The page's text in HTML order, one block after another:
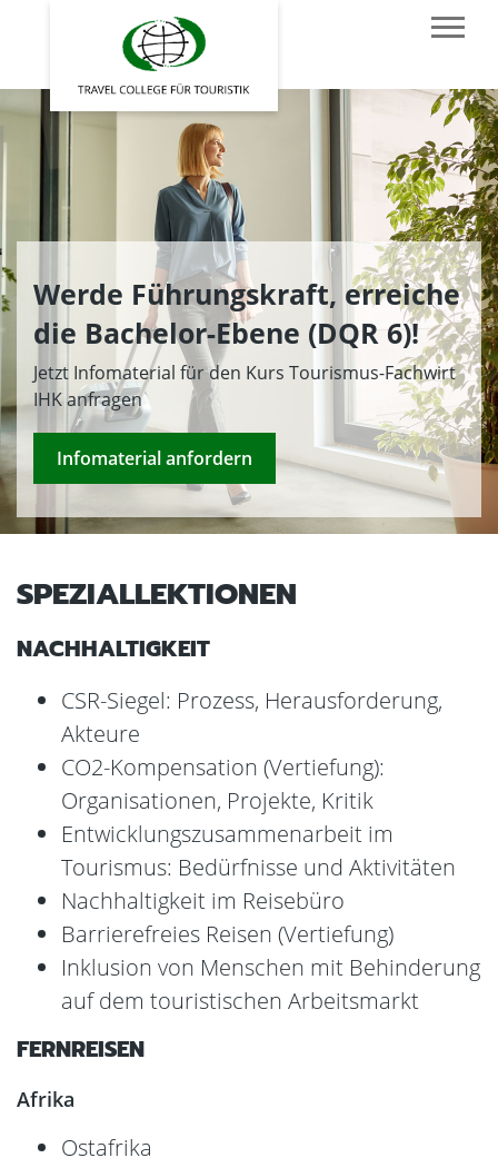
Werde Führungskraft, erreiche
die Bachelor-Ebene (DQR 6)!
Jetzt Infomaterial für den Kurs Tourismus-Fachwirt
IHK anfragen
Infomaterial anfordern
SPEZIALLEKTIONEN
NACHHALTIGKEIT
CSR-Siegel: Prozess, Herausforderung,
Akteure
CO2-Kompensation (Vertiefung):
Organisationen, Projekte, Kritik
Entwicklungszusammenarbeit im
Tourismus: Bedürfnisse und Aktivitäten
Nachhaltigkeit im Reisebüro
Barrierefreies Reisen (Vertiefung)
Inklusion von Menschen mit Behinderung
auf dem touristischen Arbeitsmarkt
FERNREISEN
Afrika
Ostafrika